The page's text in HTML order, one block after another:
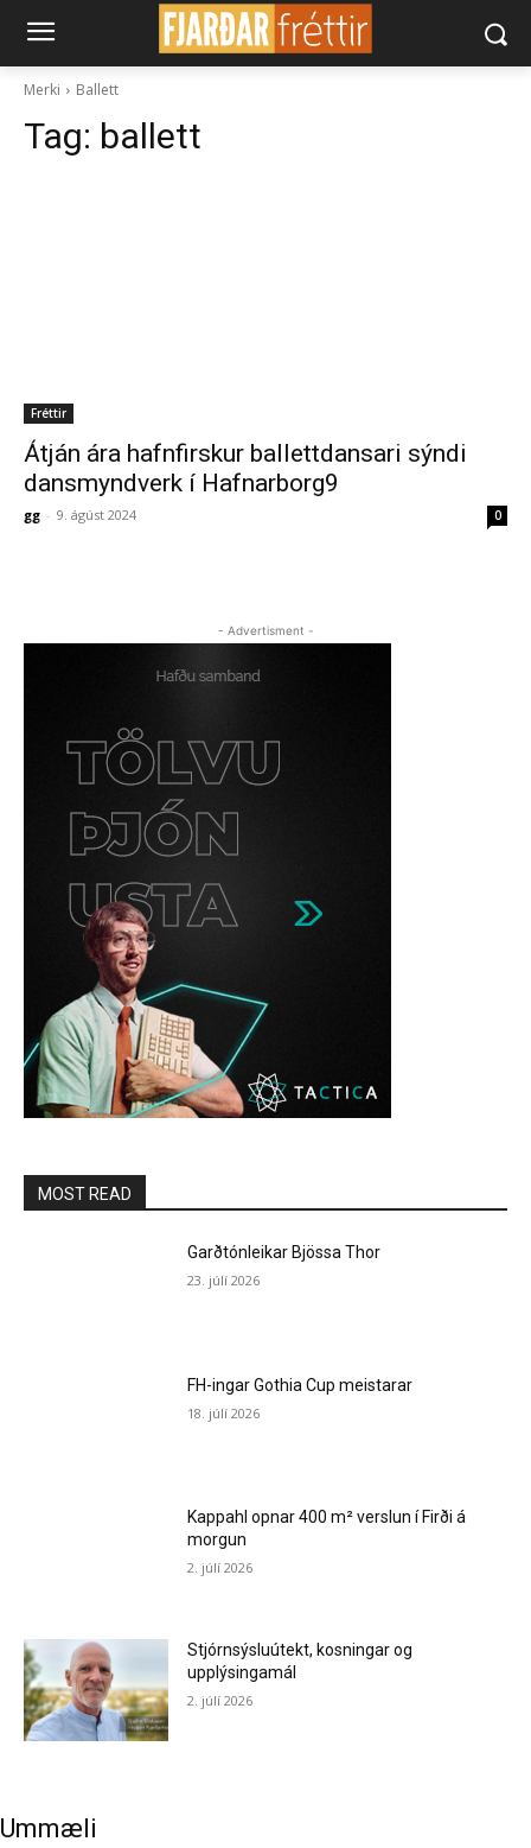
Merki Ballett
Tag: ballett
Fréttir
Átján ára hafnfirskur ballettdansari sýndi
dansmyndverk í Hafnarborg9
gg - 9. ágúst 2024 0
- Advertisment -
MOST READ
Garðtónleikar Bjössa Thor
23. júlí 2026
FH-ingar Gothia Cup meistarar
18. júlí 2026
Kappahl opnar 400 m² verslun í Firði á
morgun
2. júlí 2026
Stjórnsýsluútekt, kosningar og
upplýsingamál
2. júlí 2026
Ummæli